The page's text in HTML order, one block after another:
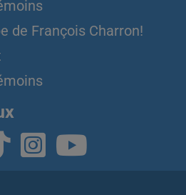
de François Charron!